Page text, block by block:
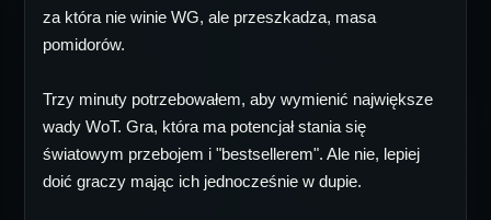
za która nie winie WG, ale przeszkadza, masa
pomidorów.
Trzy minuty potrzebowałem, aby wymienić największe
wady WoT. Gra, która ma potencjał stania się
światowym przebojem i "bestsellerem". Ale nie, lepiej
doić graczy mając ich jednocześnie w dupie.